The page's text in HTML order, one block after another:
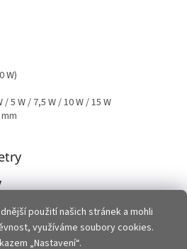
použití našich stránek a mohli
využíváme soubory cookies.
„Nastavení“.
W)
5 W / 7,5 W / 10 W / 15 W